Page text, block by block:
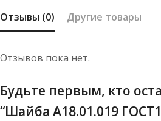
Отзывы (0) Другие товары
Отзывов пока нет.
Будьте первым, кто
“Шайба А18.01.019